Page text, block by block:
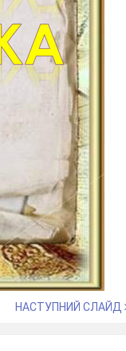
НАСТУПНИЙ СЛАЙД